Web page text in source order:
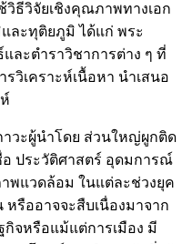
ธีวิจัยเชิงคุณภาพทางเอก
ละทุติยภูมิ ได้แก่ พระ
ละตำราวิชาการต่าง ๆ ที่
วิเคราะห์เนื้อหา นำเสนอ
วะผู้นำโดย ส่วนใหญ่ผูกติด
ประวัติศาสตร์ อุดมการณ์
พแวดล้อม ในแต่ละช่วงยุค
รืออาจจะสืบเนื่องมาจาก
จหรือแม้แต่การเมือง มี